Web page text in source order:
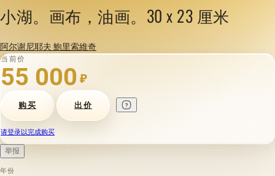
小湖。画布，油画。30 x 23 厘米
阿尔谢尼耶夫 鮑里索維奇
当前价
55 000 ₽
购买 出价
请登录以完成购买
举报
年份